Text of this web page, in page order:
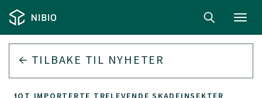
TILBAKE TIL NYHETER
MOT IMPORTERTE TRELEVENDE SKADEINSEKTER